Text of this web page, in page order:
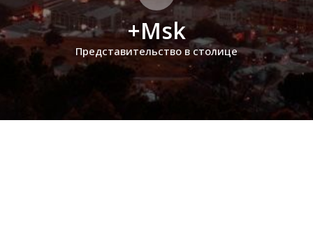
+Msk
Представительство в столице